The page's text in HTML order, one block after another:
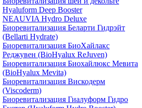
Hyaluform Deep Booster
NEAUVIA Hydro Deluxe
Биоревитализация Беларти Гидрэйт
(Bellarti Hydrate)
Биоревитализация БиоХайлакс
Реджувен (BioHyalux ReJuven)
Биоревитализация Биохайлюкс Мевита
(BioHyalux Mevita)
Биоревитализация Вискодерм
(Viscoderm)
Биоревитализация Гиалуформ Гидро